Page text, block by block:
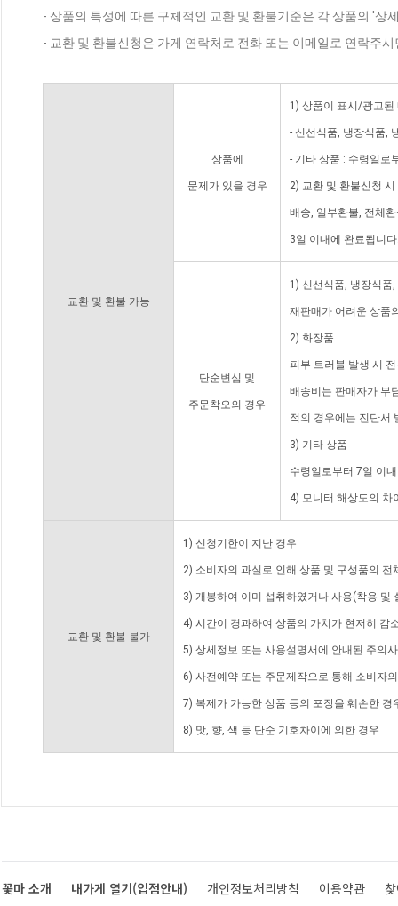
- 상품의 특성에 따른 구체적인 교환 및 환불기준은 각 상품의 '상
- 교환 및 환불신청은 가게 연락처로 전화 또는 이메일로 연락주
교환 및 환불 가능
상품에
문제가 있을 경우
1) 상품이 표시/광고된
- 신선식품, 냉장식품,
- 기타 상품 : 수령일로
2) 교환 및 환불신청
배송, 일부환불, 전체
3일 이내에 완료됩니
단순변심 및
주문착오의 경우
1) 신선식품, 냉장식품
재판매가 어려운 상품
2) 화장품
피부 트러블 발생 시
배송비는 판매자가 부
적의 경우에는 진단서
3) 기타 상품
수령일로부터 7일 이
4) 모니터 해상도의 차
교환 및 환불 불가
1) 신청기한이 지난 경우
2) 소비자의 과실로 인해 상품 및 구성품의
3) 개봉하여 이미 섭취하였거나 사용(착용 및
4) 시간이 경과하여 상품의 가치가 현저히 감
5) 상세정보 또는 사용설명서에 안내된 주의
6) 사전예약 또는 주문제작으로 통해 소비자
7) 복제가 가능한 상품 등의 포장을 훼손한 경
8) 맛, 향, 색 등 단순 기호차이에 의한 경우
꽃마 소개 내가게 열기(입점안내) 개인정보처리방침 이용약관